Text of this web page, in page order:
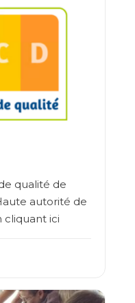
qualité de
autorité de
cliquant ici